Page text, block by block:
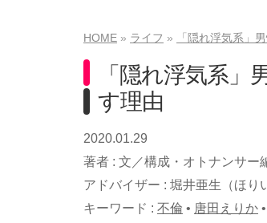
HOME ライフ 「隠れ浮気系」
「隠れ浮気系
す理由
2020.01.29
著者 : 文／構成・オトナンサー
アドバイザー : 堀井亜生（ほり
キーワード : 不倫 • 唐田えりか •